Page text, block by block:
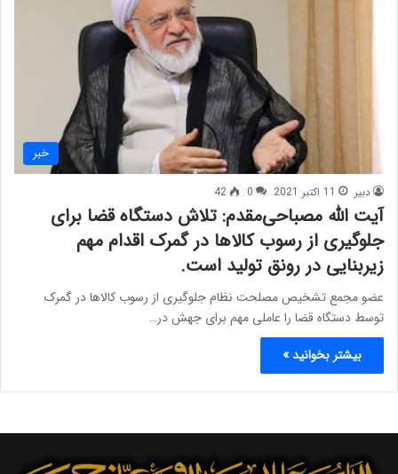
خبر
دبیر 11 اکتبر 2021 0
42
آیت الله مصباحی‌مقدم: تلاش دستگاه قضا برای
جلوگیری از رسوب کالا‌ها در گمرک اقدام مهم
زیربنایی در رونق تولید است.
عضو مجمع تشخیص مصلحت نظام جلوگیری از رسوب کالا‌ها در گمرک
توسط دستگاه قضا را عاملی مهم برای جهش در…
بیشتر بخوانید »